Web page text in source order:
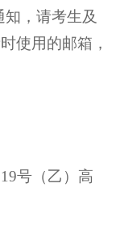
，请考生及
使用的邮箱，
号（乙）高